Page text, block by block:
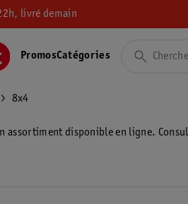
livré demain
PromosCatégories
8x4
assortiment disponible en ligne.